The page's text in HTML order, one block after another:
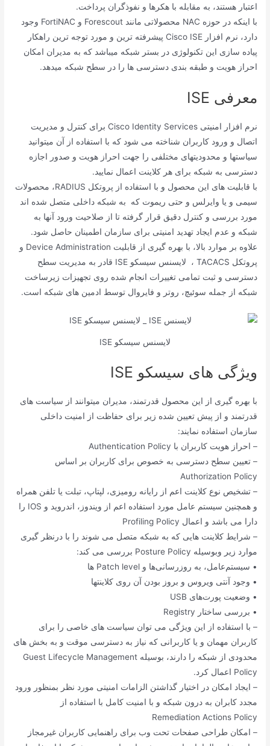
اعتبار هستند، به مقابله با هکرها و نفوذگران پرداخت.
با اینکه در حوزه NAC محصولاتی مانند Forescout و FortiNAC وجود
دارد، نرم افزار Cisco ISE پیشرفته ترین و مورد توجه ترین راهکار
پیاده سازی این تکنولوژی در بستر شبکه میباشد که به مدیران امکان
احراز هویت و طبقه بندی دسترسی ها را در سطح شبکه میدهد.
معرفی ISE
نرم افزار امنیتی Cisco Identity Services برای کنترل و مدیریت
اتصال و ورود کاربران شناخته می شود که با استفاده از آن میتوانید
سیاستها و محدودیتهای مختلفی را جهت احراز هویت و صدور اجازه
دسترسی به شبکه برای هر کلاینت اعمال نمایید.
با قابلیت های این محصول و با استفاده از پروتکل RADIUS، محصولات
سیمی و یا وایرلس و حتی ریموت که به شبکه داخلی متصل شده اند
مورد بررسی و کنترل دقیق قرار گرفته تا از صلاحیت ورود آنها به
شبکه و عدم ایجاد تهدید امنیتی برای سازمان اطمینان حاصل شود.
علاوه بر موارد بالا، با بهره گیری از قابلیت Device Administration و
پروتکل TACACS ، لایسنس سیسکو ISE قادر به مدیریت سطح
دسترسی و ثبت تمامی تغییرات انجام شده روی تجهیزات زیرساخت
شبکه از جمله سوئیچ، روتر و فایروال توسط ادمین های شبکه است.
لایسنس سیسکو ISE
ویژگی های سیسکو ISE
با بهره گیری از این محصول قدرتمند، مدیران میتوانند از سیاست های
قدرتمند و از پیش تعیین شده زیر برای حفاظت از امنیت داخلی
سازمان استفاده نمایند:
– احراز هویت کاربران با Authentication Policy
– تعیین سطح دسترسی به خصوص برای کاربران بر اساس
Authorization Policy
– تشخیص نوع کلاینت اعم از رایانه رومیزی، لپتاپ، تبلت یا تلفن همراه
و همچنین سیستم عامل مورد استفاده اعم از ویندوز، اندروید و IOS را
دارا می باشد و اعمال Profiling Policy
– شرایط کلاینت هایی که به شبکه متصل می شوند را با درنظر گیری
موارد زیر وبوسیله Posture Policy بررسی می کند:
• سیستم‌عامل، به روزرسانی‌ها و Patch level ها
• وجود آنتی ویروس و بروز بودن آن روی کلاینتها
• وضعیت پورت‌های USB
• بررسی ساختار Registry
– با استفاده از این ویژگی می توان سیاست های خاصی را برای
کاربران مهمان و یا کاربرانی که نیاز به دسترسی موقت و به بخش های
محدودی از شبکه را دارند، بوسیله Guest Lifecycle Management
Policy اعمال کرد.
– ایجاد امکان در اختیار گذاشتن الزامات امنیتی مورد نظر بمنظور ورود
مجدد کابران به درون شبکه و با امنیت کامل با استفاده از
Remediation Actions Policy
– امکان طراحی صفحات تحت وب برای راهنمایی کاربران غیرمجاز